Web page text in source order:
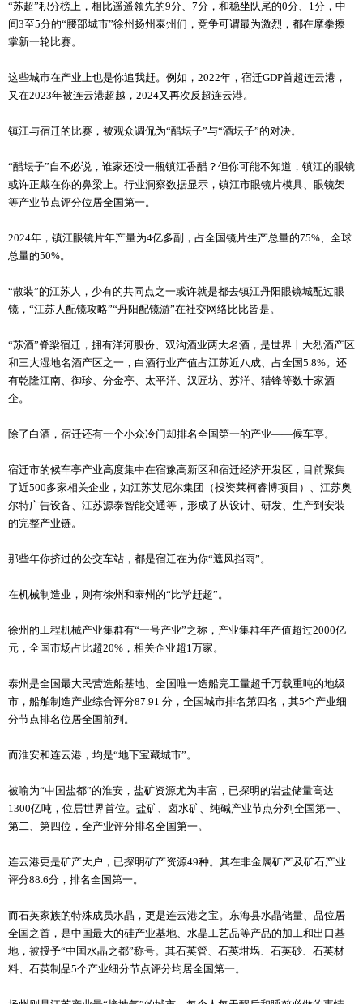
“苏超”积分榜上，相比遥遥领先的9分、7分，和稳坐队尾的0分、1分，中
间3至5分的“腰部城市”徐州扬州泰州们，竞争可谓最为激烈，都在摩拳擦
掌新一轮比赛。
这些城市在产业上也是你追我赶。例如，2022年，宿迁GDP首超连云港，
又在2023年被连云港超越，2024又再次反超连云港。
镇江与宿迁的比赛，被观众调侃为“醋坛子”与“酒坛子”的对决。
“醋坛子”自不必说，谁家还没一瓶镇江香醋？但你可能不知道，镇江的眼镜
或许正戴在你的鼻梁上。行业洞察数据显示，镇江市眼镜片模具、眼镜架
等产业节点评分位居全国第一。
2024年，镇江眼镜片年产量为4亿多副，占全国镜片生产总量的75%、全球
总量的50%。
“散装”的江苏人，少有的共同点之一或许就是都去镇江丹阳眼镜城配过眼
镜，“江苏人配镜攻略”“丹阳配镜游”在社交网络比比皆是。
“苏酒”脊梁宿迁，拥有洋河股份、双沟酒业两大名酒，是世界十大烈酒产区
和三大湿地名酒产区之一，白酒行业产值占江苏近八成、占全国5.8%。还
有乾隆江南、御珍、分金亭、太平洋、汉匠坊、苏洋、猎锋等数十家酒
企。
除了白酒，宿迁还有一个小众冷门却排名全国第一的产业——候车亭。
宿迁市的候车亭产业高度集中在宿豫高新区和宿迁经济开发区，目前聚集
了近500多家相关企业，如江苏艾尼尔集团（投资莱柯睿博项目）、江苏奥
尔特广告设备、江苏源泰智能交通等，形成了从设计、研发、生产到安装
的完整产业链。
那些年你挤过的公交车站，都是宿迁在为你“遮风挡雨”。
在机械制造业，则有徐州和泰州的“比学赶超”。
徐州的工程机械产业集群有“一号产业”之称，产业集群年产值超过2000亿
元，全国市场占比超20%，相关企业超1万家。
泰州是全国最大民营造船基地、全国唯一造船完工量超千万载重吨的地级
市，船舶制造产业综合评分87.91 分，全国城市排名第四名，其5个产业细
分节点排名位居全国前列。
而淮安和连云港，均是“地下宝藏城市”。
被喻为“中国盐都”的淮安，盐矿资源尤为丰富，已探明的岩盐储量高达
1300亿吨，位居世界首位。盐矿、卤水矿、纯碱产业节点分列全国第一、
第二、第四位，全产业评分排名全国第一。
连云港更是矿产大户，已探明矿产资源49种。其在非金属矿产及矿石产业
评分88.6分，排名全国第一。
而石英家族的特殊成员水晶，更是连云港之宝。东海县水晶储量、品位居
全国之首，是中国最大的硅产业基地、水晶工艺品等产品的加工和出口基
地，被授予“中国水晶之都”称号。其石英管、石英坩埚、石英砂、石英材
料、石英制品5个产业细分节点评分均居全国第一。